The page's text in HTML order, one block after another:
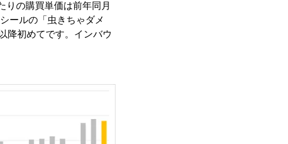
りの購買単価は前年同月
ールの「虫きちゃダメ
降初めてです。インバウ